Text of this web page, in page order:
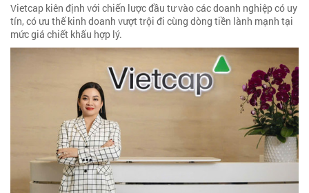
Vietcap kiên định với chiến lược đầu tư vào các doanh nghiệp có uy
tín, có ưu thế kinh doanh vượt trội đi cùng dòng tiền lành mạnh tại
mức giá chiết khấu hợp lý.